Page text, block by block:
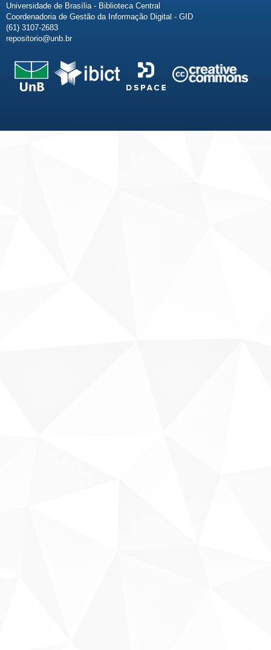
Universidade de Brasília - Biblioteca Central
Coordenadoria de Gestão da Informação Digital - GID
(61) 3107-2683
repositorio@unb.br